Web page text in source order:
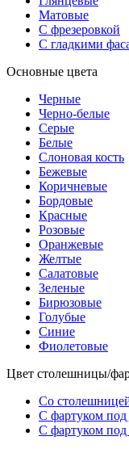
Матовые
С фрезеровкой
С гладкими
Основные цвета
Черные
Черно-белые
Серые
Белые
Слоновая кость
Бежевые
Коричневые
Бордовые
Красные
Розовые
Оранжевые
Желтые
Салатовые
Зеленые
Бирюзовые
Голубые
Синие
Фиолетовые
Цвет столешницы/
Со
С фартуком под
С фартуком